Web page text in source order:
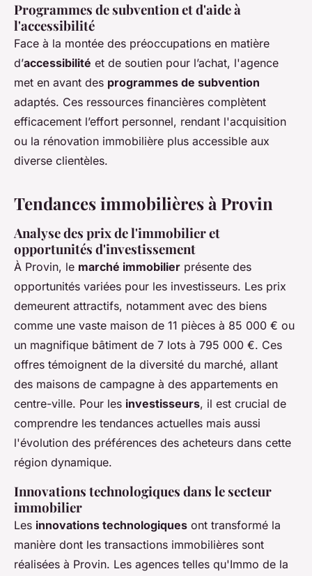
Programmes de subvention et d'aide à
l'accessibilité
Face à la montée des préoccupations en matière
d’accessibilité et de soutien pour l’achat, l'agence
met en avant des programmes de subvention
adaptés. Ces ressources financières complètent
efficacement l’effort personnel, rendant l'acquisition
ou la rénovation immobilière plus accessible aux
diverse clientèles.
Tendances immobilières à Provin
Analyse des prix de l'immobilier et
opportunités d'investissement
À Provin, le marché immobilier présente des
opportunités variées pour les investisseurs. Les prix
demeurent attractifs, notamment avec des biens
comme une vaste maison de 11 pièces à 85 000 € ou
un magnifique bâtiment de 7 lots à 795 000 €. Ces
offres témoignent de la diversité du marché, allant
des maisons de campagne à des appartements en
centre-ville. Pour les investisseurs, il est crucial de
comprendre les tendances actuelles mais aussi
l'évolution des préférences des acheteurs dans cette
région dynamique.
Innovations technologiques dans le secteur
immobilier
Les innovations technologiques ont transformé la
manière dont les transactions immobilières sont
réalisées à Provin. Les agences telles qu'Immo de la